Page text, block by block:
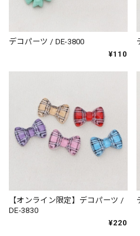
デコパーツ / DE-3800
¥110
【オンライン限定】デコパーツ /
DE-3830
¥220